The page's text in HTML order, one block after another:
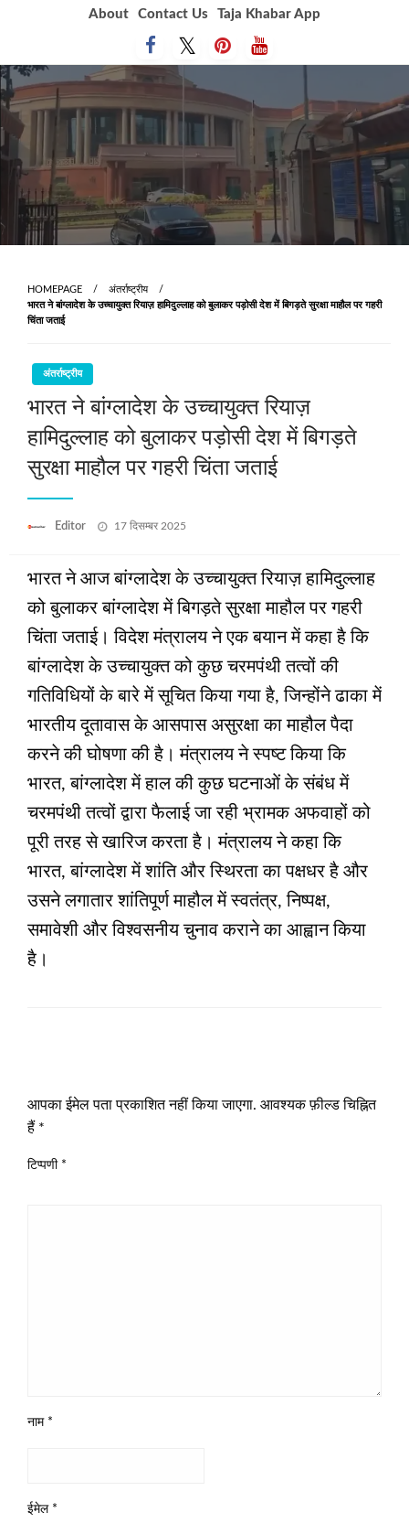
About Contact Us Taja Khabar App
HOMEPAGE
अंतर्राष्ट्रीय
भारत ने बांग्लादेश के उच्‍चायुक्‍त रियाज़ हामिदुल्लाह को बुलाकर पड़ोसी देश में बिगड़ते सुरक्षा माहौल पर गहरी
चिंता जताई
अंतर्राष्ट्रीय
भारत ने बांग्लादेश के उच्‍चायुक्‍त रियाज़
हामिदुल्लाह को बुलाकर पड़ोसी देश में बिगड़ते
सुरक्षा माहौल पर गहरी चिंता जताई
Editor
Posted
17 दिसम्बर 2025
भारत ने आज बांग्लादेश के उच्चायुक्त रियाज़ हामिदुल्लाह
को बुलाकर बांग्लादेश में बिगड़ते सुरक्षा माहौल पर गहरी
चिंता जताई। विदेश मंत्रालय ने एक बयान में कहा है कि
बांग्लादेश के उच्चायुक्त को कुछ चरमपंथी तत्वों की
गतिविधियों के बारे में सूचित किया गया है, जिन्होंने ढाका में
भारतीय दूतावास के आसपास असुरक्षा का माहौल पैदा
करने की घोषणा की है। मंत्रालय ने स्पष्ट किया कि
भारत, बांग्लादेश में हाल की कुछ घटनाओं के संबंध में
चरमपंथी तत्वों द्वारा फैलाई जा रही भ्रामक अफवाहों को
पूरी तरह से खारिज करता है। मंत्रालय ने कहा कि
भारत, बांग्लादेश में शांति और स्थिरता का पक्षधर है और
उसने लगातार शांतिपूर्ण माहौल में स्वतंत्र, निष्पक्ष,
समावेशी और विश्वसनीय चुनाव कराने का आह्वान किया
है।
आपका ईमेल पता प्रकाशित नहीं किया जाएगा. आवश्यक फ़ील्ड चिह्नित
हैं *
टिप्पणी *
नाम *
ईमेल *